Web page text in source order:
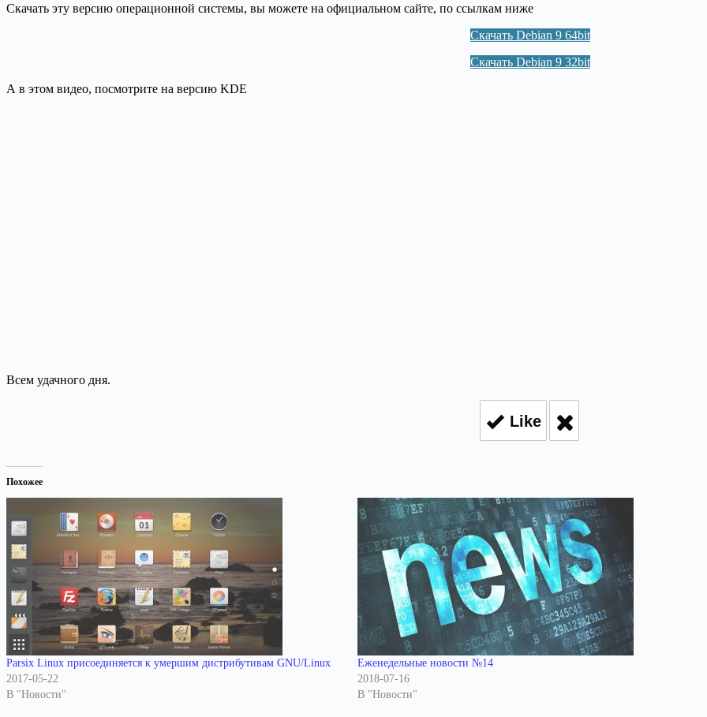
Скачать эту версию операционной системы, вы можете на официальном сайте, по ссылкам ниже
Скачать Debian 9 64bit
Скачать Debian 9 32bit
А в этом видео, посмотрите на версию KDE
Всем удачного дня.
Like
Похожее
Parsix Linux присоединяется к умершим дистрибутивам GNU/Linux
2017-05-22
В "Новости"
Еженедельные новости №14
2018-07-16
В "Новости"